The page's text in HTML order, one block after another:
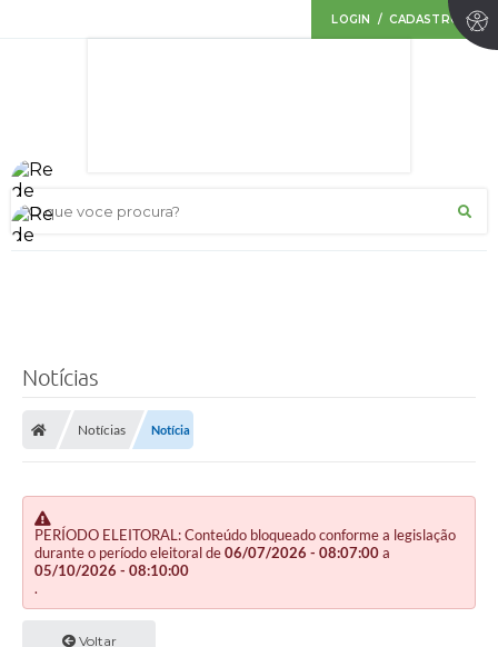
LOGIN / CADASTRO
O que voce procura?
Notícias
Notícias Notícia
PERÍODO ELEITORAL: Conteúdo bloqueado conforme a legislação
durante o período eleitoral de06/07/2026 - 08:07:00a
05/10/2026 - 08:10:00
.
Voltar